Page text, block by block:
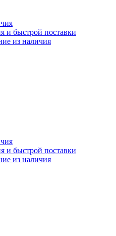
и быстрой поставки
и быстрой поставки